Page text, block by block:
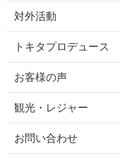
対外活動
トキタプロデュース
お客様の声
観光・レジャー
お問い合わせ